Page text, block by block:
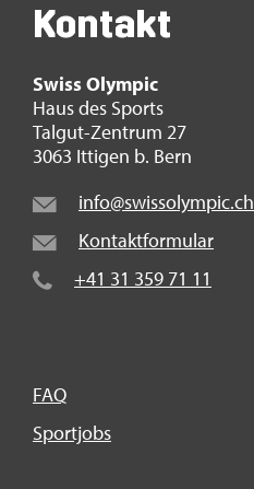
Kon­takt
Swiss Olym­pic
Haus des Sports
Tal­gut-Zen­trum 27
3063 It­ti­gen b. Bern
info@​swi​ssol​ympi​c.​ch
Kon­takt­for­mu­lar
+41 31 359 71 11
FAQ
Sport­jobs